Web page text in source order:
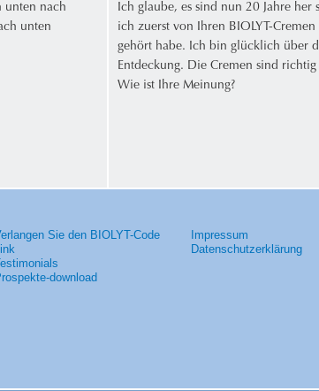
unten nach
unten
Ich glaube, es sind nun 20 Jahre her
ich zuerst von Ihren BIOLYT-Cremen
gehört habe. Ich bin glücklich über
Entdeckung. Die Cremen sind
Wie ist Ihre Meinung?
Sie den BIOLYT-Code
download
Impressum
Datenschutzerklärung